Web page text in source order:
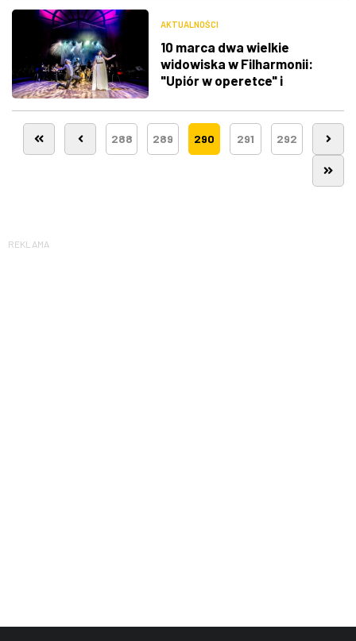
AKTUALNOŚCI
10 marca dwa wielkie
widowiska w Filharmonii:
"Upiór w operetce" i
288 289 290 291 292
REKLAMA